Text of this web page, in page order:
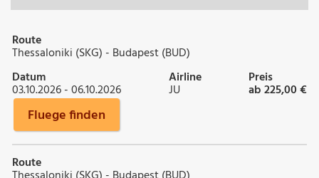
Route
Thessaloniki (SKG) - Budapest (BUD)
Datum
03.10.2026 - 06.10.2026
Airline
JU
Preis
ab 225,00 €
Fluege finden
Route